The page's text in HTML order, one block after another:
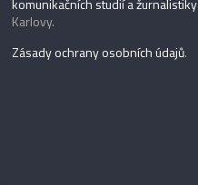
komunikačních studií a žurnalistiky
Karlovy.
Zásady ochrany osobních údajů.